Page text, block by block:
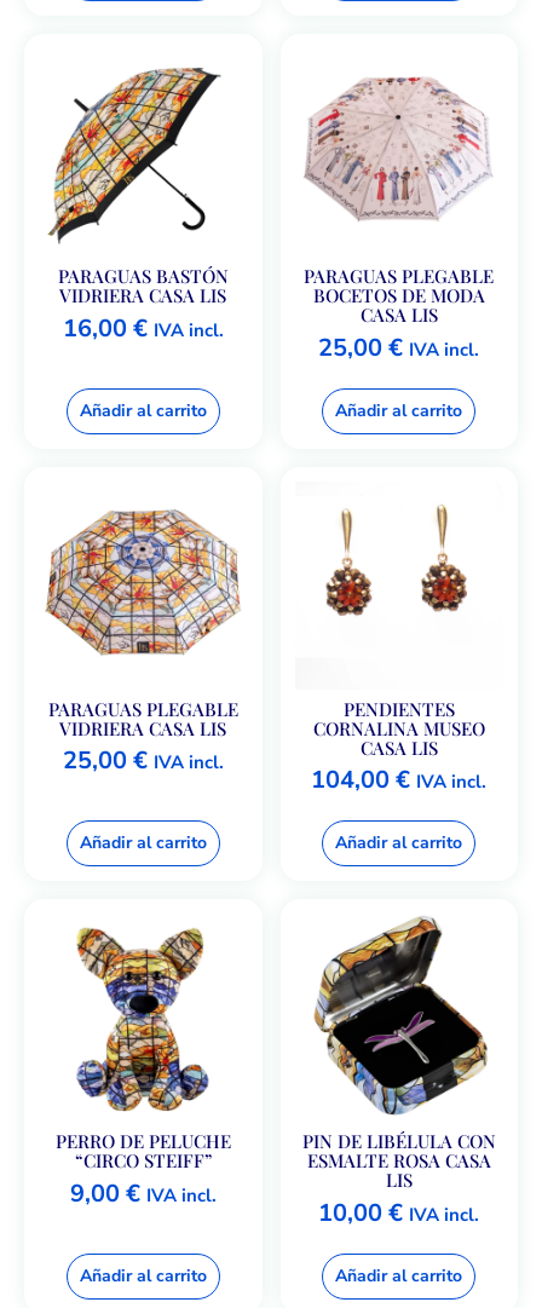
PARAGUAS BASTÓN
VIDRIERA CASA LIS
16,00€ IVA incl.
Añadir al carrito
PARAGUAS PLEGABLE
BOCETOS DE MODA
CASA LIS
25,00€ IVA incl.
Añadir al carrito
PARAGUAS PLEGABLE
VIDRIERA CASA LIS
25,00€ IVA incl.
Añadir al carrito
PENDIENTES
CORNALINA MUSEO
CASA LIS
104,00€ IVA incl.
Añadir al carrito
PERRO DE PELUCHE
“CIRCO STEIFF”
9,00€ IVA incl.
Añadir al carrito
PIN DE LIBÉLULA CON
ESMALTE ROSA CASA
LIS
10,00€ IVA incl.
Añadir al carrito